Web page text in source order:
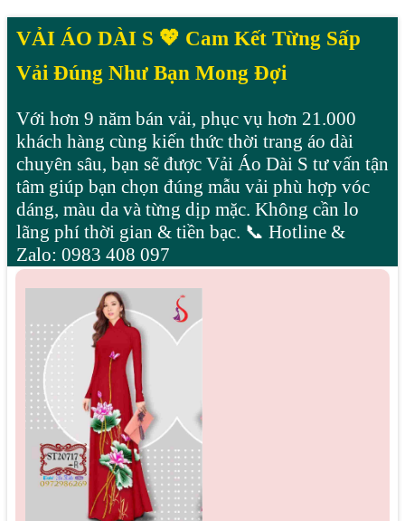
VẢI ÁO DÀI S 💖 Cam Kết Từng Sấp
Vải Đúng Như Bạn Mong Đợi
Với hơn 9 năm bán vải, phục vụ hơn 21.000
khách hàng cùng kiến thức thời trang áo dài
chuyên sâu, bạn sẽ được Vải Áo Dài S tư vấn tận
tâm giúp bạn chọn đúng mẫu vải phù hợp vóc
dáng, màu da và từng dịp mặc. Không cần lo
lãng phí thời gian & tiền bạc. 📞 Hotline &
Zalo: 0983 408 097